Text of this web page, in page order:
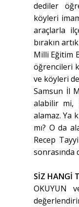
dediler
köyleri
araçlarla
bırakın
Milli Eğitim
öğrencileri
ve köyleri
Samsun İl
alabilir mi,
alamaz. Ya
mı? O da
Recep
sonrasında
SİZ HANGİ
OKUYUN